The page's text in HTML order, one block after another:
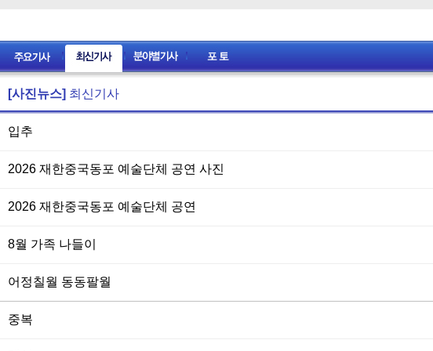
[사진뉴스] 최신기사
입추
2026 재한중국동포 예술단체 공연 사진
2026 재한중국동포 예술단체 공연
8월 가족 나들이
어정칠월 동동팔월
중복